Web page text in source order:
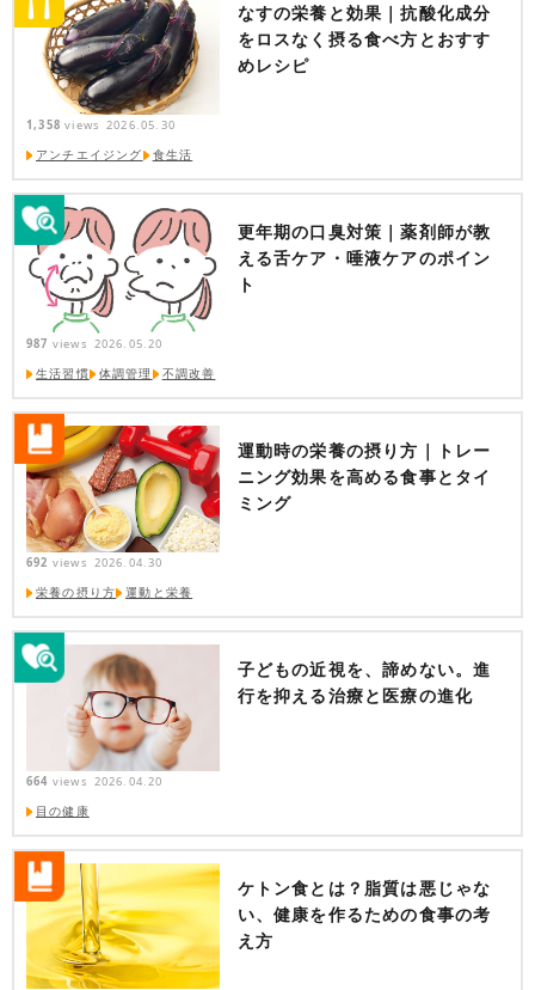
なすの栄養と効果｜抗酸化成分
をロスなく摂る食べ方とおすす
めレシピ
1,358 views 2026.05.30
アンチエイジング 食生活
更年期の口臭対策｜薬剤師が教
える舌ケア・唾液ケアのポイン
ト
987 views 2026.05.20
生活習慣 体調管理 不調改善
運動時の栄養の摂り方｜トレー
ニング効果を高める食事とタイ
ミング
692 views 2026.04.30
栄養の摂り方 運動と栄養
子どもの近視を、諦めない。進
行を抑える治療と医療の進化
664 views 2026.04.20
目の健康
ケトン食とは？脂質は悪じゃな
い、健康を作るための食事の考
え方